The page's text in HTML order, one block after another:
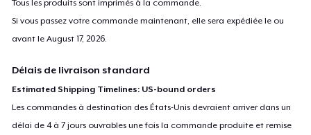
Tous les produits sont imprimés à la commande.
Si vous passez votre commande maintenant, elle sera expédiée le ou
avant leAugust 17, 2026
Délais de livraison standard
Estimated Shipping Timelines: US-bound orders
Les commandes à destination des États-Unis devraient arriver dans un
délai de 4 à 7 jours ouvrables une fois la commande produite et remise